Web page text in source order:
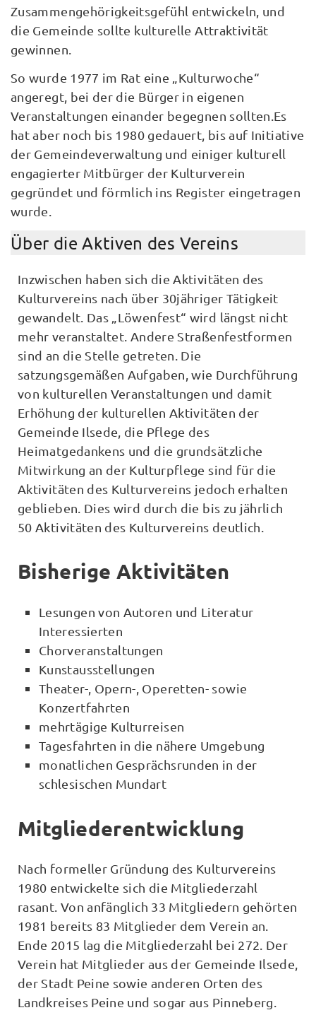
Zusammengehörigkeitsgefühl entwickeln, und
die Gemeinde sollte kulturelle Attraktivität
gewinnen.
So wurde 1977 im Rat eine „Kulturwoche“
angeregt, bei der die Bürger in eigenen
Veranstaltungen einander begegnen sollten.Es
hat aber noch bis 1980 gedauert, bis auf Initiative
der Gemeindeverwaltung und einiger kulturell
engagierter Mitbürger der Kulturverein
gegründet und förmlich ins Register eingetragen
wurde.
Über die Aktiven des Vereins
Inzwischen haben sich die Aktivitäten des
Kulturvereins nach über 30jähriger Tätigkeit
gewandelt. Das „Löwenfest“ wird längst nicht
mehr veranstaltet. Andere Straßenfestformen
sind an die Stelle getreten. Die
satzungsgemäßen Aufgaben, wie Durchführung
von kulturellen Veranstaltungen und damit
Erhöhung der kulturellen Aktivitäten der
Gemeinde Ilsede, die Pflege des
Heimatgedankens und die grundsätzliche
Mitwirkung an der Kulturpflege sind für die
Aktivitäten des Kulturvereins jedoch erhalten
geblieben. Dies wird durch die bis zu jährlich
50 Aktivitäten des Kulturvereins deutlich.
Bisherige Aktivitäten
Lesungen von Autoren und Literatur
Interessierten
Chorveranstaltungen
Kunstausstellungen
Theater-, Opern-, Operetten- sowie
Konzertfahrten
mehrtägige Kulturreisen
Tagesfahrten in die nähere Umgebung
monatlichen Gesprächsrunden in der
schlesischen Mundart
Mitgliederentwicklung
Nach formeller Gründung des Kulturvereins
1980 entwickelte sich die Mitgliederzahl
rasant. Von anfänglich 33 Mitgliedern gehörten
1981 bereits 83 Mitglieder dem Verein an.
Ende 2015 lag die Mitgliederzahl bei 272. Der
Verein hat Mitglieder aus der Gemeinde Ilsede,
der Stadt Peine sowie anderen Orten des
Landkreises Peine und sogar aus Pinneberg.